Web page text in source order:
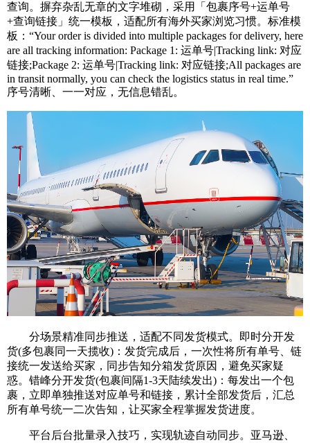
查询。摒弃杂乱无章的文字堆砌，采用「包裹序号+运单号
+查询链接」统一模板，适配所有海外买家浏览习惯。标准模
板：“Your order is divided into multiple packages for delivery, here
are all tracking information: Package 1: 运单号|Tracking link: 对应
链接;Package 2: 运单号|Tracking link: 对应链接;All packages are
in transit normally, you can check the logistics status in real time.”
序号清晰、一一对应，无信息错乱。
分场景精准同步推送，适配不同发货模式。即时分开发
货(多包裹同一天揽收)：发货完成后，一次性将所有单号、链
接统一发送给买家，同步告知分箱发货原因，避免买家疑
惑。错峰分开发货(包裹间隔1-3天陆续发出)：每发出一个包
裹，立即单独推送对应单号和链接，累计全部发货后，汇总
所有单号统一二次告知，让买家全程掌握发货进度。
平台后台批量录入技巧，实现轨迹自动同步。亚马逊、